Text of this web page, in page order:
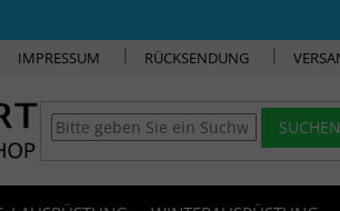
IMPRESSUM RÜCKSENDUNG
SUCHEN